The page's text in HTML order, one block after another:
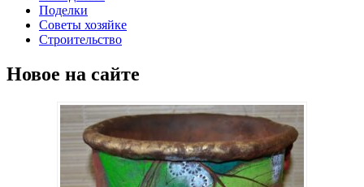
Поделки
Советы хозяйке
Строительство
Новое на сайте